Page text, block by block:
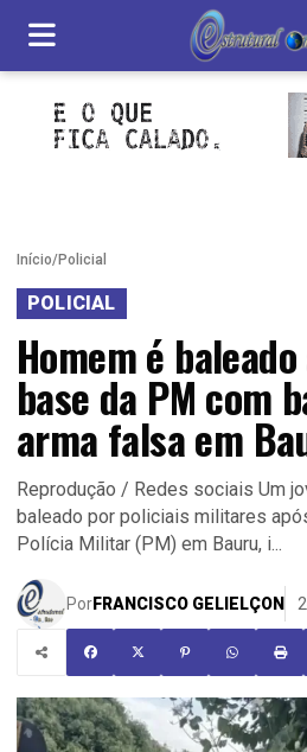
Início/Policial
POLICIAL
Homem é
base da PM com
arma falsa em
Reprodução / Redes sociais Um
baleado por policiais militares
Polícia Militar (PM) em Bauru, i...
PorFRANCISCO GELIELÇON